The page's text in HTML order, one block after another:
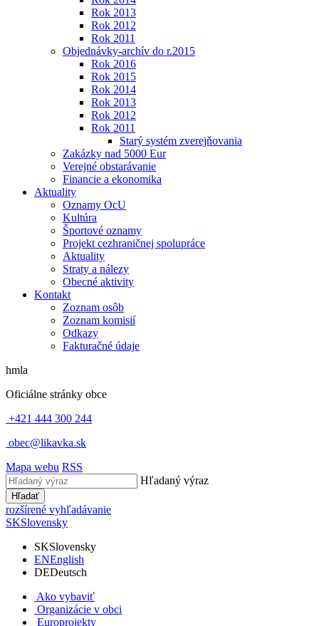
Rok 2013
Rok 2012
Rok 2011
Objednávky-archív do r.2015
Rok 2016
Rok 2015
Rok 2014
Rok 2013
Rok 2012
Rok 2011
Starý systém zverejňovania
Zakázky nad 5000 Eur
Verejné obstarávanie
Financie a ekonomika
Aktuality
Oznamy OcU
Kultúra
Športové oznamy
Projekt cezhraničnej spolupráce
Aktuality
Straty a nálezy
Obecné aktivity
Kontakt
Zoznam osôb
Zoznam komisií
Odkazy
Fakturačné údaje
hmla
Oficiálne stránky obce
+421 444 300 244
obec@likavka.sk
Mapa webu RSS
Hľadaný výraz
Hľadať
rozšírené vyhľadávanie
SKSlovensky
SKSlovensky
ENEnglish
DEDeutsch
Ako vybaviť
Organizácie v obci
Europrojekty